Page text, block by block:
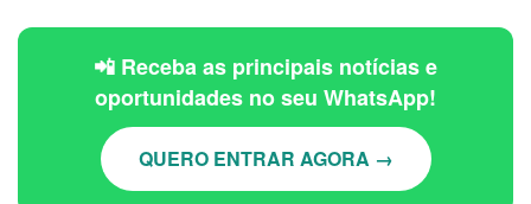
📲 Receba as principais notícias e
oportunidades no seu WhatsApp!
QUERO ENTRAR AGORA →